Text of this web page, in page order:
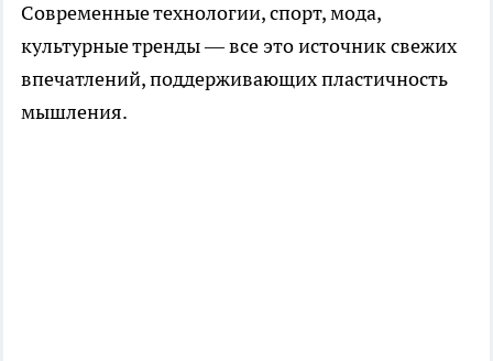
Современные технологии, спорт, мода,
культурные тренды — все это источник свежих
впечатлений, поддерживающих пластичность
мышления.